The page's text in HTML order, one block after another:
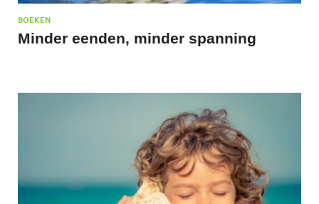
BOEKEN
Minder eenden, minder spanning